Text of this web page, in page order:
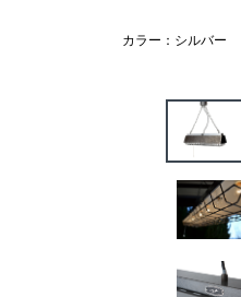
カラー：シルバー